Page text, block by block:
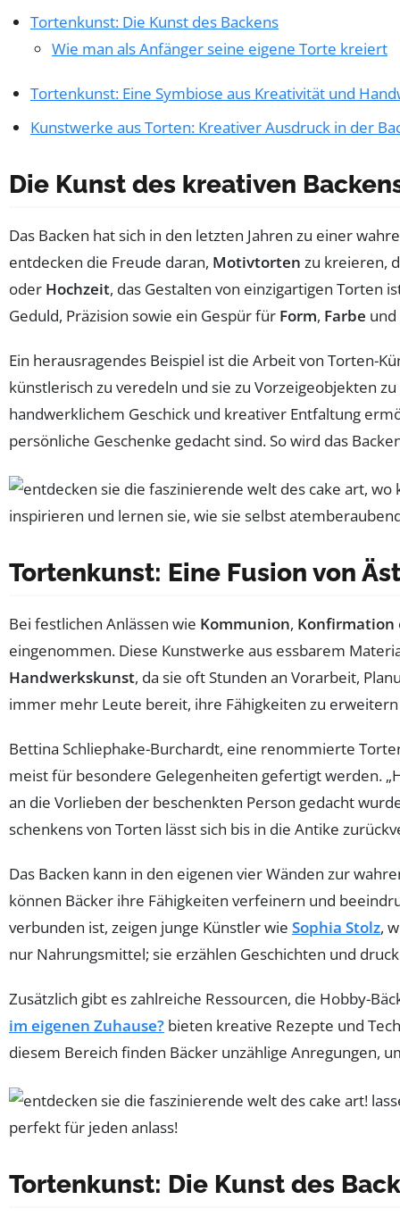
Tortenkunst: Die Kunst des Backens
Wie man als Anfänger seine eigene Torte kreiert
Tortenkunst: Eine Symbiose aus Kreativität und
Kunstwerke aus Torten: Kreativer Ausdruck in der
Die Kunst des kreativen
Das Backen hat sich in den letzten Jahren zu einer
entdecken die Freude daran, Motivtorten zu kreieren,
oder Hochzeit, das Gestalten von einzigartigen Torten
Geduld, Präzision sowie ein Gespür für Form, Farbe und
Ein herausragendes Beispiel ist die Arbeit von Torten-
künstlerisch zu veredeln und sie zu Vorzeigeobjekten
handwerklichem Geschick und kreativer Entfaltung
persönliche Geschenke gedacht sind. So wird das
Tortenkunst: Eine Fusion von
Bei festlichen Anlässen wie Kommunion, Konfirmation
eingenommen. Diese Kunstwerke aus essbarem
Handwerkskunst, da sie oft Stunden an Vorarbeit,
immer mehr Leute bereit, ihre Fähigkeiten zu
Bettina Schliephake-Burchardt, eine renommierte
meist für besondere Gelegenheiten gefertigt werden.
an die Vorlieben der beschenkten Person gedacht
schenkens von Torten lässt sich bis in die Antike
Das Backen kann in den eigenen vier Wänden zur
können Bäcker ihre Fähigkeiten verfeinern und
verbunden ist, zeigen junge Künstler wie Sophia Stolz,
nur Nahrungsmittel; sie erzählen Geschichten und
Zusätzlich gibt es zahlreiche Ressourcen, die Hobby-
im eigenen Zuhause? bieten kreative Rezepte und
diesem Bereich finden Bäcker unzählige Anregungen,
Tortenkunst: Die Kunst des